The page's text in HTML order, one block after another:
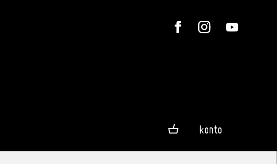
konto